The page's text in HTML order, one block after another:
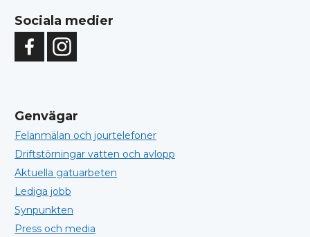
Sociala medier
Genvägar
Felanmälan och jourtelefoner
Driftstörningar vatten och avlopp
Aktuella gatuarbeten
Lediga jobb
Synpunkten
Press och media